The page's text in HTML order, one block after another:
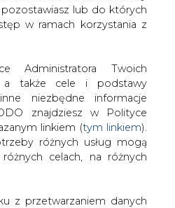
lub do których
w ramach korzystania z
Administratora Twoich
a także cele i podstawy
niezbędne informacje
znajdziesz w Polityce
linkiem (tym linkiem).
różnych usług mogą
celach, na różnych
z przetwarzaniem danych
INFORMACYJNY CIRE
Niebawem rozstrzygnięcia
skomentuj
udostępnij:
Niebawem